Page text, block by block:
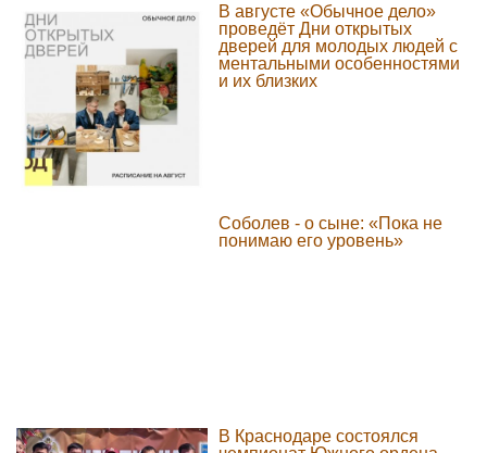
В августе «Обычное дело»
проведёт Дни открытых
дверей для молодых людей с
ментальными особенностями
и их близких
Соболев - о сыне: «Пока не
понимаю его уровень»
В Краснодаре состоялся